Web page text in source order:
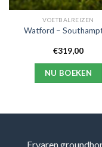
VOETBALREIZEN
Watford –
€319,00
NU BOEKEN
Ervaren